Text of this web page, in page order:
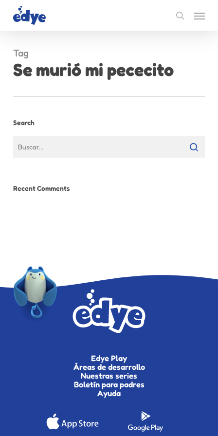
search
Menu
Tag
Se murió mi pececito
Search
Recent Comments
Edye Play
Áreas de desarrollo
Nuestras series
Boletín para padres
Ayuda